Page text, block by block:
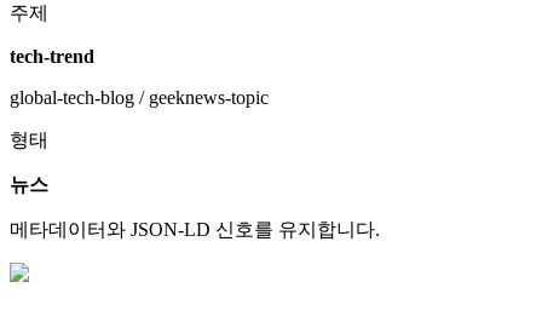
주제
tech-trend
global-tech-blog / geeknews-topic
형태
뉴스
메타데이터와 JSON-LD 신호를 유지합니다.